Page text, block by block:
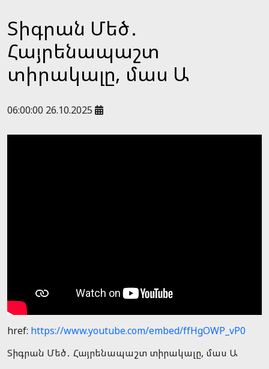
Տիգրան Մեծ․
Հայրենապաշտ
տիրակալը, մաս Ա
06:00:00 26.10.2025
href: https://www.youtube.com/embed/ffHgOWP_vP0
Տիգրան Մեծ․ Հայրենապաշտ տիրակալը, մաս Ա